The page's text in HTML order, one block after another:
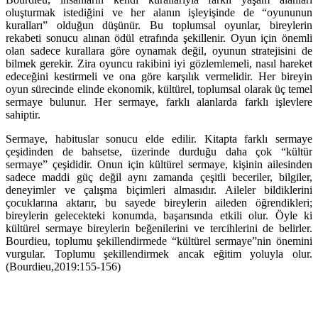
oluşturmak istediğini ve her alanın işleyişinde de “oyununun
kuralları” olduğun düşünür. Bu toplumsal oyunlar, bireylerin
rekabeti sonucu alınan ödül etrafında şekillenir. Oyun için önemli
olan sadece kurallara göre oynamak değil, oyunun stratejisini de
bilmek gerekir. Zira oyuncu rakibini iyi gözlemlemeli, nasıl hareket
edeceğini kestirmeli ve ona göre karşılık vermelidir. Her bireyin
oyun sürecinde elinde ekonomik, kültürel, toplumsal olarak üç temel
sermaye bulunur. Her sermaye, farklı alanlarda farklı işlevlere
sahiptir.
Sermaye, habituslar sonucu elde edilir. Kitapta farklı sermaye
çeşidinden de bahsetse, üzerinde durduğu daha çok “kültür
sermaye” çeşididir. Onun için kültürel sermaye, kişinin ailesinden
sadece maddi güç değil aynı zamanda çeşitli beceriler, bilgiler,
deneyimler ve çalışma biçimleri almasıdır. Aileler bildiklerini
çocuklarına aktarır, bu sayede bireylerin aileden öğrendikleri;
bireylerin gelecekteki konumda, başarısında etkili olur. Öyle ki
kültürel sermaye bireylerin beğenilerini ve tercihlerini de belirler.
Bourdieu, toplumu şekillendirmede “kültürel sermaye”nin önemini
vurgular. Toplumu şekillendirmek ancak eğitim yoluyla olur.
(Bourdieu,2019:155-156)